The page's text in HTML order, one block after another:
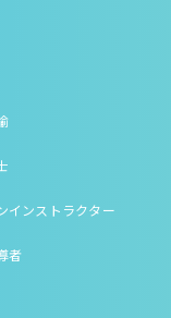
インストラクター
者